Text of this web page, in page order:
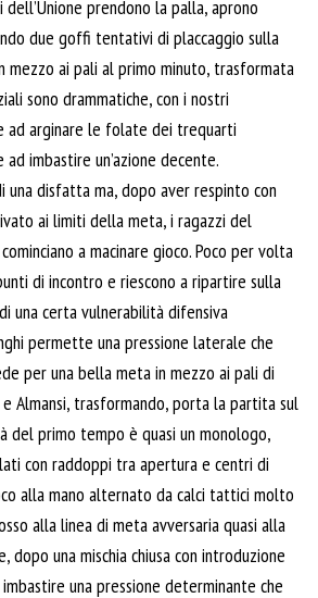
prendono la palla, aprono
due goffi tentativi di placcaggio sulla
mezzo ai pali al primo minuto, trasformata
sono drammatiche, con i nostri
ad arginare le folate dei trequarti
ad imbastire un’azione decente.
una disfatta ma, dopo aver respinto con
ai limiti della meta, i ragazzi del
a macinare gioco. Poco per volta
di incontro e riescono a ripartire sulla
una certa vulnerabilità difensiva
permette una pressione laterale che
per una bella meta in mezzo ai pali di
e Almansi, trasformando, porta la partita sul
del primo tempo è quasi un monologo,
con raddoppi tra apertura e centri di
alla mano alternato da calci tattici molto
alla linea di meta avversaria quasi alla
una mischia chiusa con introduzione
una pressione determinante che